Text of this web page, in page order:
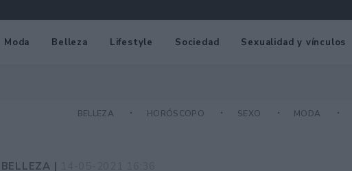
Moda Belleza Lifestyle Sociedad Sexualidad y vínculos
BELLEZA HORÓSCOPO SEXO MODA
BELLEZA |